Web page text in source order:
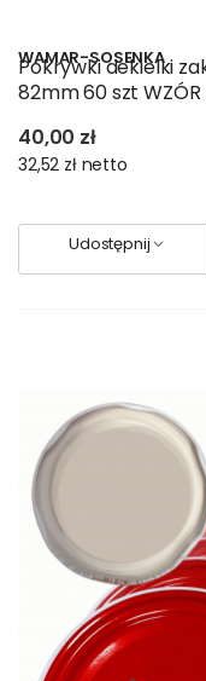
WAMAR-SOSENKA
Pokrywki dekielki
82mm 60 szt WZÓR
40,00 zł
32,52 zł netto
Udostępnij